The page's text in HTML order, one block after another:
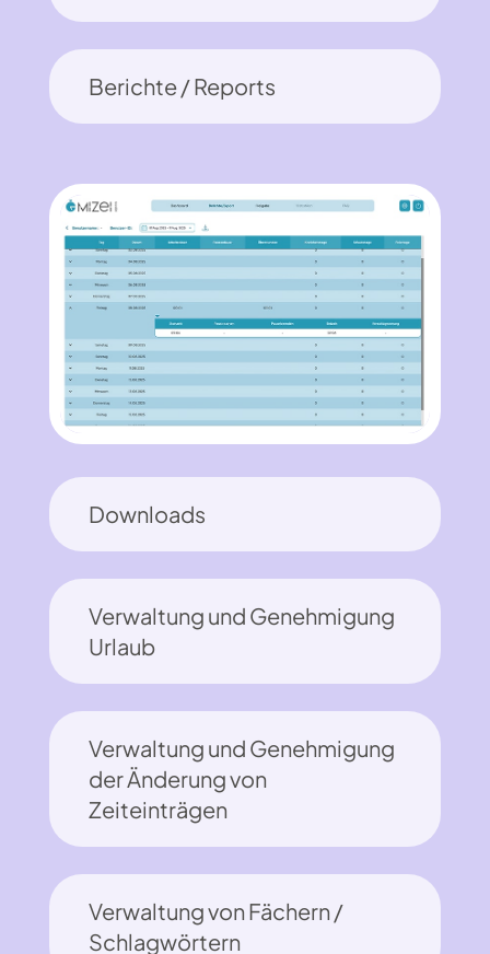
Berichte / Reports
Downloads
Verwaltung und Genehmigung
Urlaub
Verwaltung und Genehmigung
der Änderung von
Zeiteinträgen
Verwaltung von Fächern /
Schlagwörtern